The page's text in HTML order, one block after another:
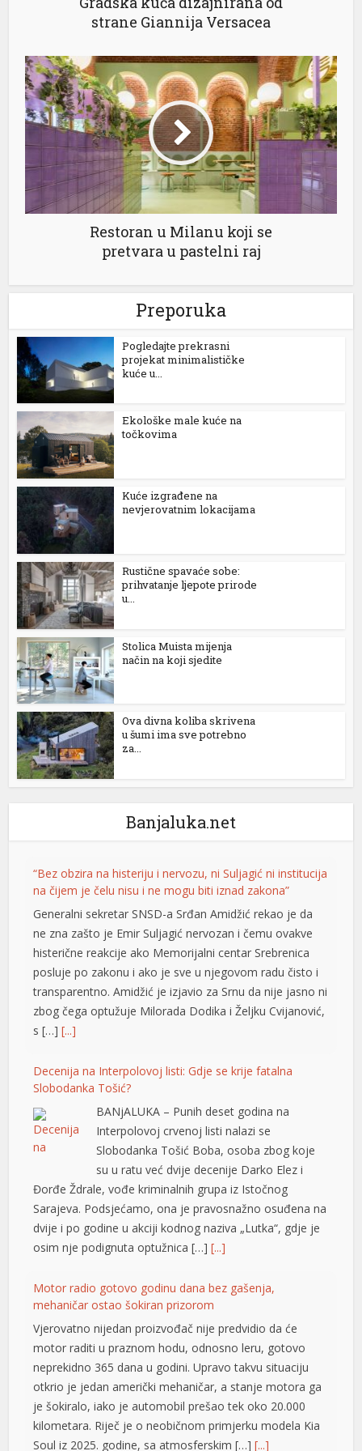
strane Giannija Versacea
Restoran u Milanu koji se
pretvara u pastelni raj
Preporuka
Pogledajte prekrasni
projekat minimalističke
kuće u...
Ekološke male kuće na
točkovima
Kuće izgrađene na
nevjerovatnim lokacijama
Rustične spavaće sobe:
prihvatanje ljepote prirode
u...
Stolica Muista mijenja
način na koji sjedite
Ova divna koliba skrivena
u šumi ima sve potrebno
za...
Banjaluka.net
“Bez obzira na histeriju i nervozu, ni Suljagić ni institucija
na čijem je čelu nisu i ne mogu biti iznad zakona”
Generalni sekretar SNSD-a Srđan Amidžić rekao je da
ne zna zašto je Emir Suljagić nervozan i čemu ovakve
histerične reakcije ako Memorijalni centar Srebrenica
posluje po zakonu i ako je sve u njegovom radu čisto i
transparentno. Amidžić je izjavio za Srnu da nije jasno ni
zbog čega optužuje Milorada Dodika i Željku Cvijanović,
s […][...]
Decenija na Interpolovoj listi: Gdje se krije fatalna
Slobodanka Tošić?
BANjALUKA – Punih deset godina na
Interpolovoj crvenoj listi nalazi se
Slobodanka Tošić Boba, osoba zbog koje
su u ratu već dvije decenije Darko Elez i
Đorđe Ždrale, vođe kriminalnih grupa iz Istočnog
Sarajeva. Podsjećamo, ona je pravosnažno osuđena na
dvije i po godine u akciji kodnog naziva „Lutka“, gdje je
osim nje podignuta optužnica […][...]
Motor radio gotovo godinu dana bez gašenja,
mehaničar ostao šokiran prizorom
Vjerovatno nijedan proizvođač nije predvidio da će
motor raditi u praznom hodu, odnosno leru, gotovo
neprekidno 365 dana u godini. Upravo takvu situaciju
otkrio je jedan američki mehaničar, a stanje motora ga
je šokiralo, iako je automobil prešao tek oko 20.000
kilometara. Riječ je o neobičnom primjerku modela Kia
Soul iz 2025. godine, sa atmosferskim […][...]